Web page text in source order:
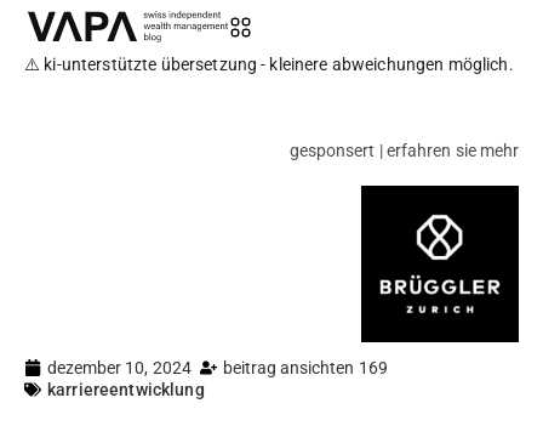
⚠️ ki-unterstützte übersetzung - kleinere abweichungen möglich.
gesponsert | erfahren sie mehr
dezember 10, 2024
beitrag ansichten 169
karriereentwicklung